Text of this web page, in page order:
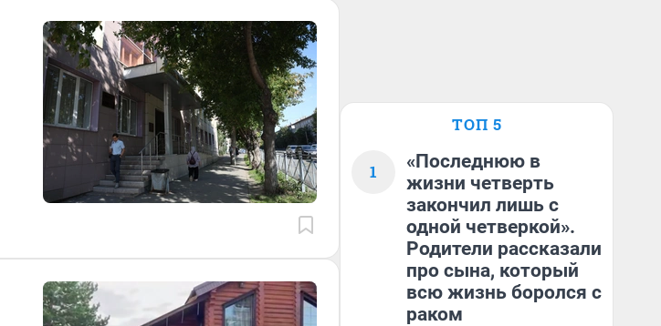
ТОП 5
1
«Последнюю в
жизни четверть
закончил лишь с
одной четверкой».
Родители рассказали
про сына, который
всю жизнь боролся с
раком